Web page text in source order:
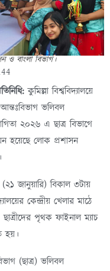
ও বাংলা বিভাগ।
কুমিল্লা বিশ্ববিদ্যালয়ে
ভলিবল
২০২৬ এ ছাত্র বিভাগে
হয়েছে লোক প্রশাসন
জানুয়ারি) বিকাল ৩টায়
কেন্দ্রীয় খেলার মাঠে
ছাত্রীদের পৃথক ফাইনাল ম্যাচ
হয়।
(ছাত্র) ভলিবল